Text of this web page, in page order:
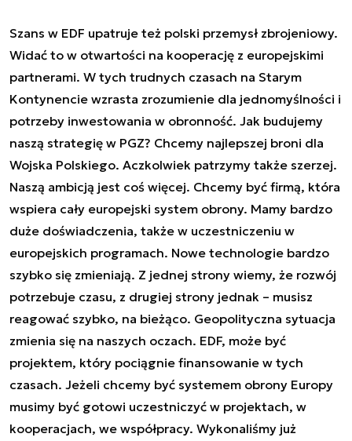
Szans w EDF upatruje też polski przemysł zbrojeniowy.
Widać to w otwartości na kooperację z europejskimi
partnerami. W tych trudnych czasach na Starym
Kontynencie wzrasta zrozumienie dla jednomyślności i
potrzeby inwestowania w obronność. Jak budujemy
naszą strategię w PGZ? Chcemy najlepszej broni dla
Wojska Polskiego. Aczkolwiek patrzymy także szerzej.
Naszą ambicją jest coś więcej. Chcemy być firmą, która
wspiera cały europejski system obrony. Mamy bardzo
duże doświadczenia, także w uczestniczeniu w
europejskich programach. Nowe technologie bardzo
szybko się zmieniają. Z jednej strony wiemy, że rozwój
potrzebuje czasu, z drugiej strony jednak – musisz
reagować szybko, na bieżąco. Geopolityczna sytuacja
zmienia się na naszych oczach. EDF, może być
projektem, który pociągnie finansowanie w tych
czasach. Jeżeli chcemy być systemem obrony Europy
musimy być gotowi uczestniczyć w projektach, w
kooperacjach, we współpracy. Wykonaliśmy już